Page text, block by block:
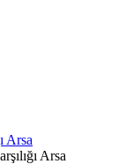
Arsa
Arsa